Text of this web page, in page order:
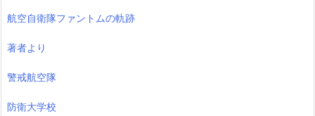
航空自衛隊ファントムの軌跡
著者より
警戒航空隊
防衛大学校